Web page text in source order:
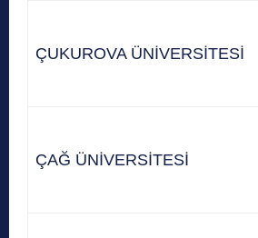
ÇUKUROVA ÜNİVERSİTESİ
ÇAĞ ÜNİVERSİTESİ